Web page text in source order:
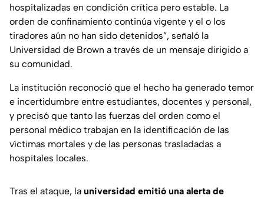
hospitalizadas en condición crítica pero estable. La
orden de confinamiento continúa vigente y el o los
tiradores aún no han sido detenidos”, señaló la
Universidad de Brown a través de un mensaje dirigido a
su comunidad.
La institución reconoció que el hecho ha generado temor
e incertidumbre entre estudiantes, docentes y personal,
y precisó que tanto las fuerzas del orden como el
personal médico trabajan en la identificación de las
víctimas mortales y de las personas trasladadas a
hospitales locales.
Tras el ataque, la universidad emitió una alerta de